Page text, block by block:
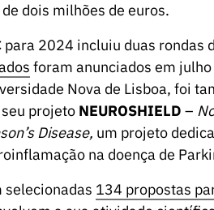
dois milhões de euros.
para 2024 incluiu duas rondas
foram anunciados em
Nova de Lisboa, foi
projeto NEUROSHIELD –
Disease, um projeto
na doença de
selecionadas 134 propostas